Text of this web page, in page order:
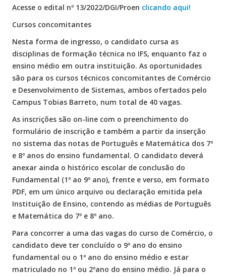
Acesse o edital nº 13/2022/DGI/Proen clicando aqui!
Cursos concomitantes
Nesta forma de ingresso, o candidato cursa as
disciplinas de formação técnica no IFS, enquanto faz o
ensino médio em outra instituição. As oportunidades
são para os cursos técnicos concomitantes de Comércio
e Desenvolvimento de Sistemas, ambos ofertados pelo
Campus Tobias Barreto, num total de 40 vagas.
As inscrições são on-line com o preenchimento do
formulário de inscrição e também a partir da inserção
no sistema das notas de Português e Matemática dos 7º
e 8º anos do ensino fundamental. O candidato deverá
anexar ainda o histórico escolar de conclusão do
Fundamental (1º ao 9º ano), frente e verso, em formato
PDF, em um único arquivo ou declaração emitida pela
Instituição de Ensino, contendo as médias de Português
e Matemática do 7º e 8º ano.
Para concorrer a uma das vagas do curso de Comércio, o
candidato deve ter concluído o 9º ano do ensino
fundamental ou o 1º ano do ensino médio e estar
matriculado no 1º ou 2ºano do ensino médio. Já para o